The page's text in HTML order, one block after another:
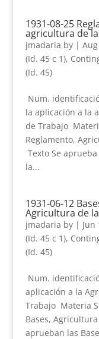
1931-08-25
agricultura de
jmadaria by |
(Id. 45 c 1),
(Id. 45)
Num.
la aplicación a la
de Trabajo
Reglamento,
Texto Se
la...
1931-06-12
Agricultura de
jmadaria by | Jun
(Id. 45 c 1),
(Id. 45)
Num.
aplicación a la
Trabajo Materia
Bases,
aprueban las